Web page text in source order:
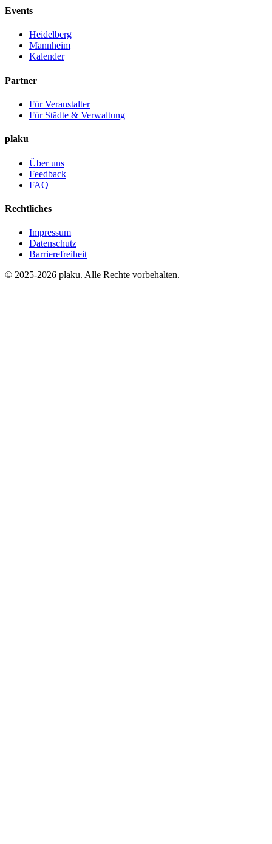
Events
Heidelberg
Mannheim
Kalender
Partner
Für Veranstalter
Für Städte & Verwaltung
plaku
Über uns
Feedback
FAQ
Rechtliches
Impressum
Datenschutz
Barrierefreiheit
© 2025-2026 plaku. Alle Rechte vorbehalten.